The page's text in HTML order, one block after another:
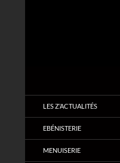
Menuiserie & Ebénisterie
LES Z’ACTUALITÉS
EBÉNISTERIE
MENUISERIE